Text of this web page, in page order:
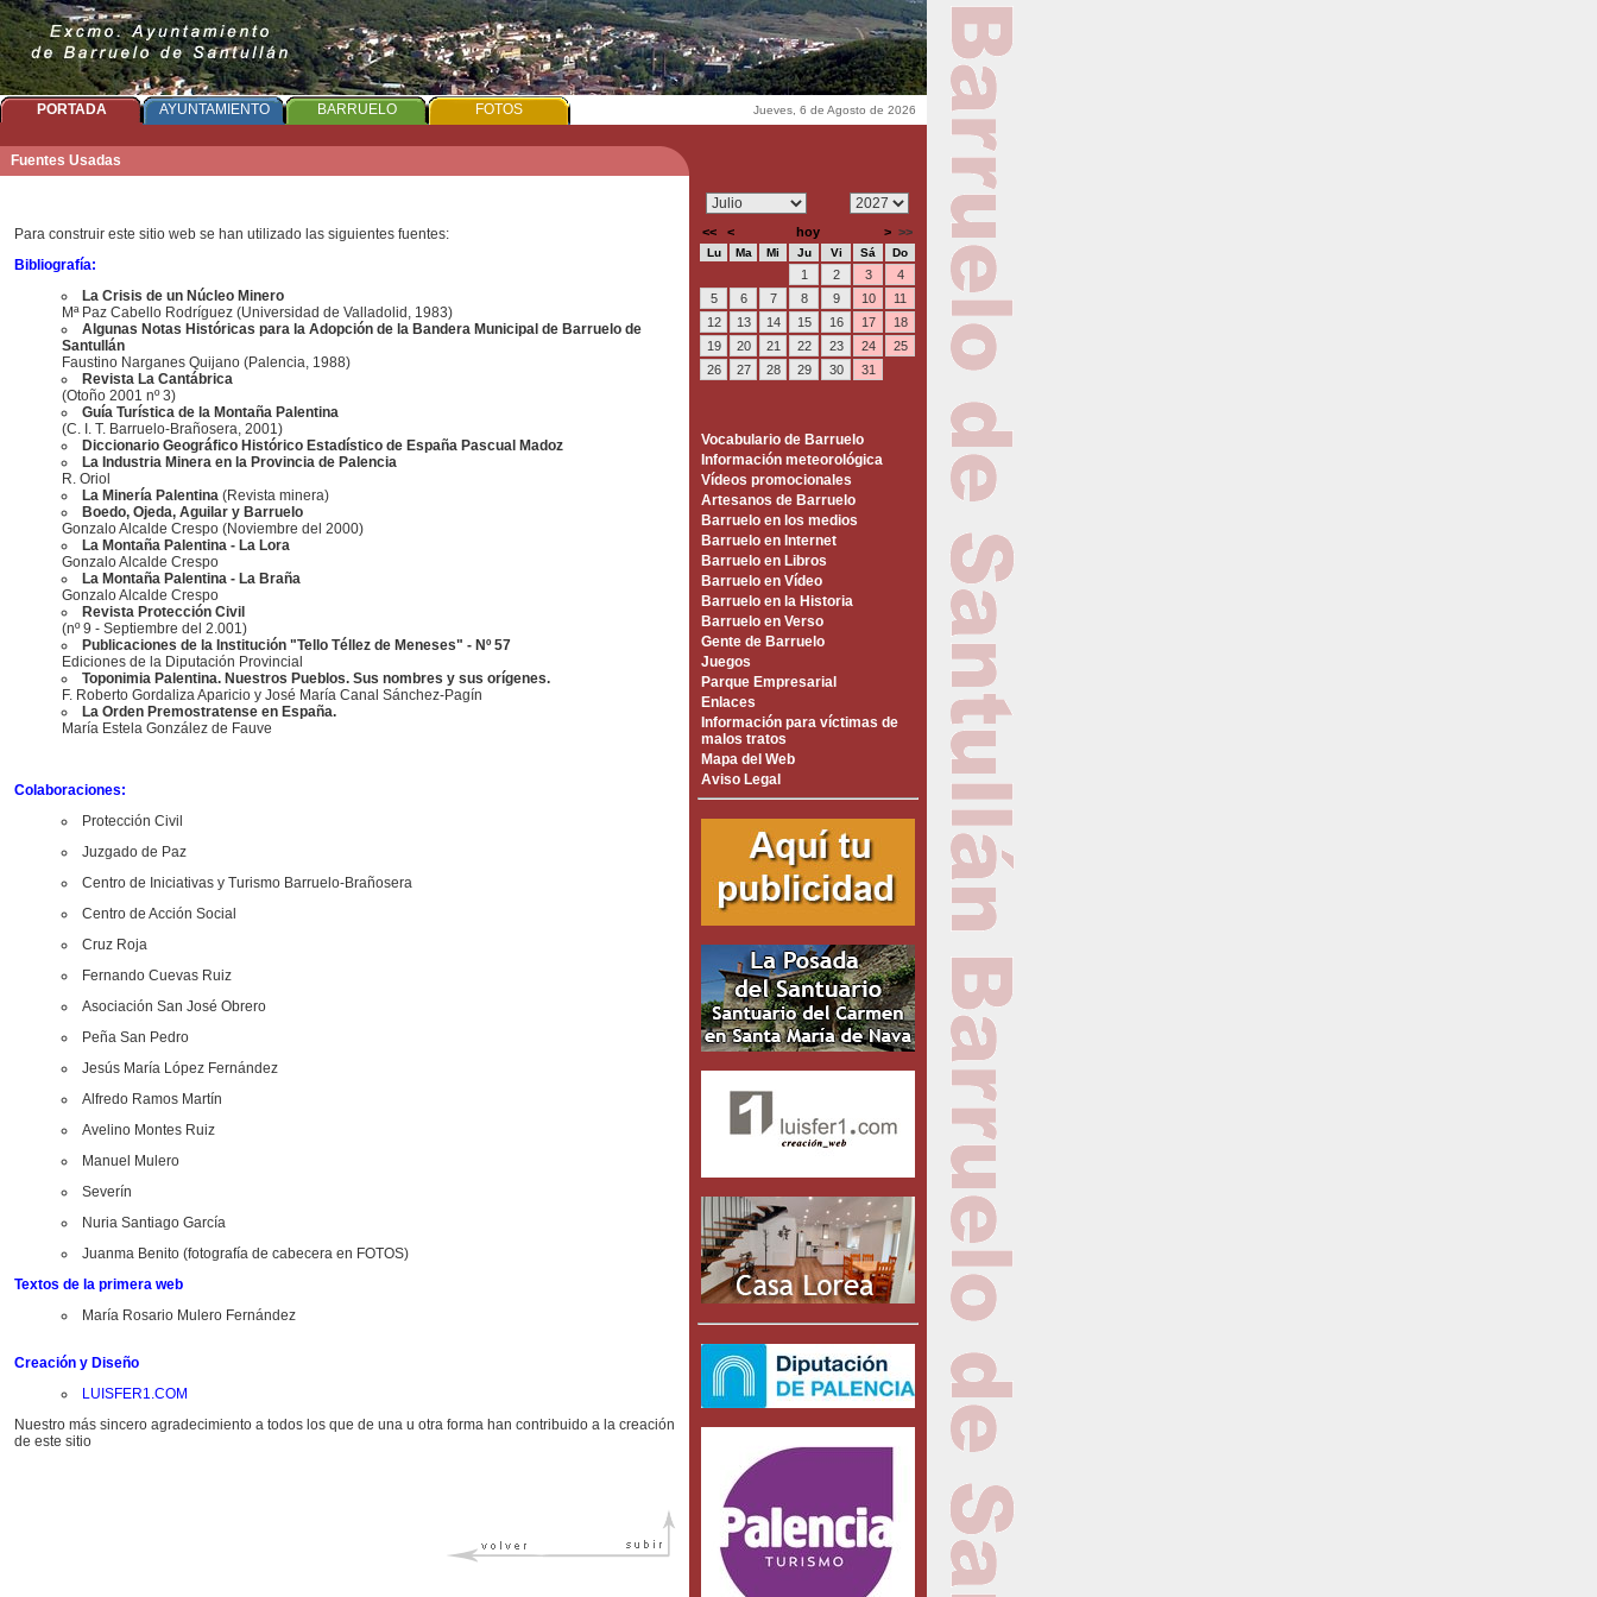
PORTADA AYUNTAMIENTO BARRUELO FOTOS Jueves, 6 de Agosto de 2026
Fuentes Usadas
Para construir este sitio web se han utilizado las siguientes fuentes:
Bibliografía:
La Crisis de un Núcleo Minero
Mª Paz Cabello Rodríguez (Universidad de Valladolid, 1983)
Algunas Notas Históricas para la Adopción de la Bandera Municipal de Barruelo de
Santullán
Faustino Narganes Quijano (Palencia, 1988)
Revista La Cantábrica
(Otoño 2001 nº 3)
Guía Turística de la Montaña Palentina
(C. I. T. Barruelo-Brañosera, 2001)
Diccionario Geográfico Histórico Estadístico de España Pascual Madoz
La Industria Minera en la Provincia de Palencia
R. Oriol
La Minería Palentina (Revista minera)
Boedo, Ojeda, Aguilar y Barruelo
Gonzalo Alcalde Crespo (Noviembre del 2000)
La Montaña Palentina - La Lora
Gonzalo Alcalde Crespo
La Montaña Palentina - La Braña
Gonzalo Alcalde Crespo
Revista Protección Civil
(nº 9 - Septiembre del 2.001)
Publicaciones de la Institución "Tello Téllez de Meneses" - Nº 57
Ediciones de la Diputación Provincial
Toponimia Palentina. Nuestros Pueblos. Sus nombres y sus orígenes.
F. Roberto Gordaliza Aparicio y José María Canal Sánchez-Pagín
La Orden Premostratense en España.
María Estela González de Fauve
Colaboraciones:
Protección Civil
Juzgado de Paz
Centro de Iniciativas y Turismo Barruelo-Brañosera
Centro de Acción Social
Cruz Roja
Fernando Cuevas Ruiz
Asociación San José Obrero
Peña San Pedro
Jesús María López Fernández
Alfredo Ramos Martín
Avelino Montes Ruiz
Manuel Mulero
Severín
Nuria Santiago García
Juanma Benito (fotografía de cabecera en FOTOS)
Textos de la primera web
María Rosario Mulero Fernández
Creación y Diseño
LUISFER1.COM
Nuestro más sincero agradecimiento a todos los que de una u otra forma han contribuido a la creación
de este sitio
<< < hoy > >>
Lu Ma Mi Ju Vi Sá Do
1 2 3
4
5
6 7 8 9 10
11
12
13 14 15 16 17
18
19
20 21 22 23 24
25
26
27 28 29 30 31
Vocabulario de Barruelo
Información meteorológica
Vídeos promocionales
Artesanos de Barruelo
Barruelo en los medios
Barruelo en Internet
Barruelo en Libros
Barruelo en Vídeo
Barruelo en la Historia
Barruelo en Verso
Gente de Barruelo
Juegos
Parque Empresarial
Enlaces
Información para víctimas de
malos tratos
Mapa del Web
Aviso Legal